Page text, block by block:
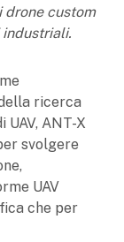
drone custom
ricerca
ANT-X
svolgere
UAV
che per